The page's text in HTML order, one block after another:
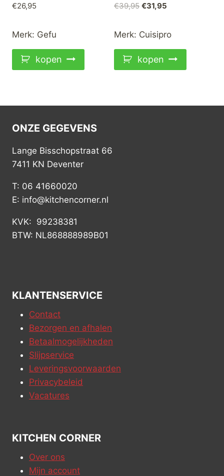
€26,95
Merk: Gefu
kopen
€39,95 Oorspronkelijke
was:
€39,95.
€31,95
€31,95.
Merk: Cuisipro
kopen
ONZE GEGEVENS
Lange Bisschopstraat 66
7411 KN Deventer
T: 06 41660020
E: info@kitchencorner.nl
KVK: 99238381
BTW: NL868888989B01
KLANTENSERVICE
Contact
Bezorgen en afhalen
Betaalmogelijkheden
Slijpservice
Leveringsvoorwaarden
Privacybeleid
Vacatures
KITCHEN CORNER
Over ons
Mijn account